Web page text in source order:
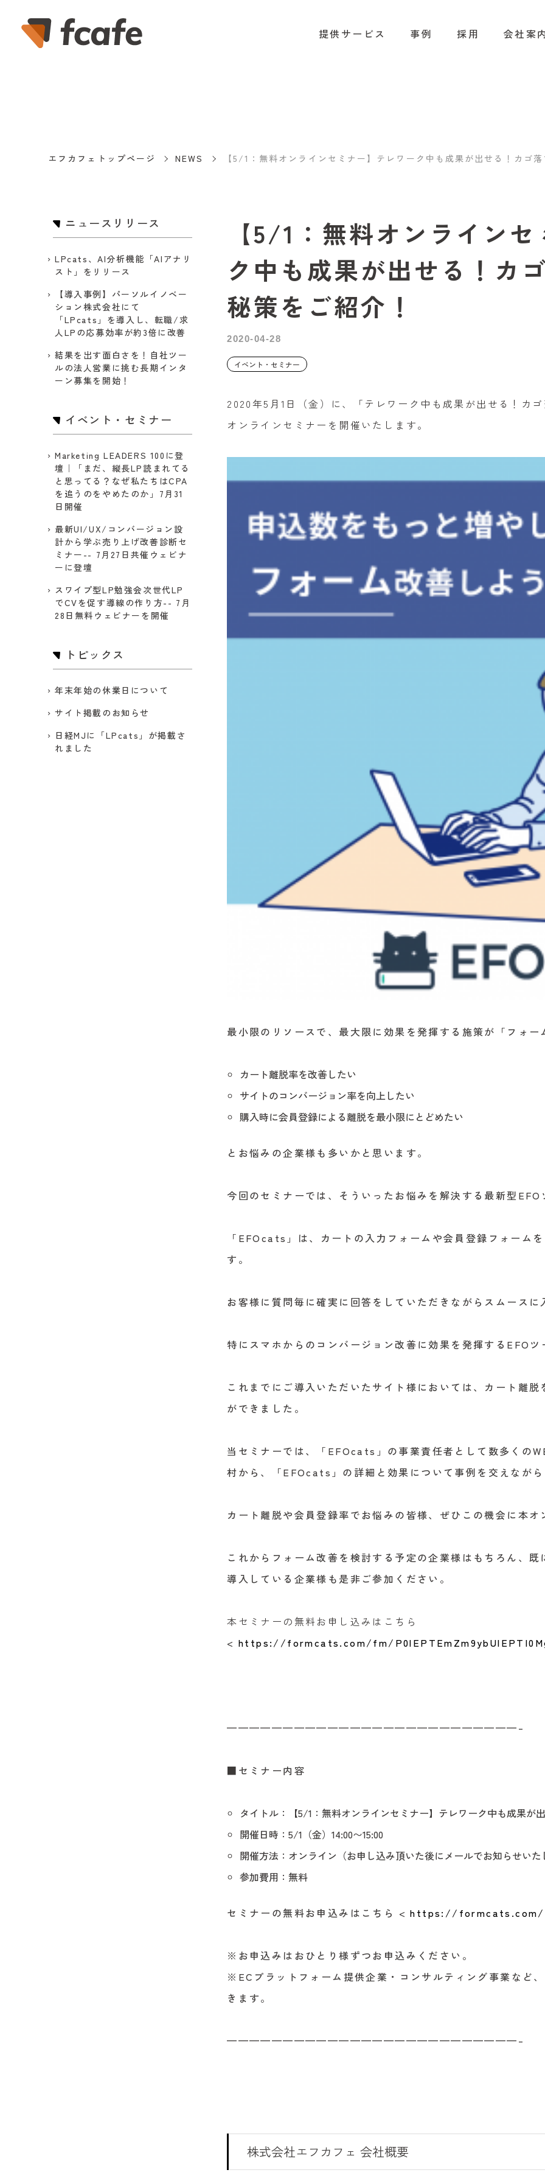
提供サービス 事例 採用 会社案
エフカフェトップページ NEWS 【5/1：無料オンラインセミナー】テレワーク中も成果が出せる！カゴ
ニュースリリース
LPcats、AI分析機能「AIアナリ
スト」をリリース
【導入事例】パーソルイノベー
ション株式会社にて
「LPcats」を導入し、転職/求
人LPの応募効率が約3倍に改善
結果を出す面白さを！自社ツー
ルの法人営業に挑む長期インタ
ーン募集を開始！
イベント・セミナー
Marketing LEADERS 100に登
壇｜「まだ、縦長LP読まれてる
と思ってる？なぜ私たちはCPA
を追うのをやめたのか」7月31
日開催
最新UI/UX/コンバージョン設
計から学ぶ売り上げ改善診断セ
ミナー-- 7月27日共催ウェビナ
ーに登壇
スワイプ型LP勉強会次世代LP
でCVを促す導線の作り方-- 7月
28日無料ウェビナーを開催
トピックス
年末年始の休業日について
サイト掲載のお知らせ
日経MJに「LPcats」が掲載さ
れました
【5/1：無料オンライン
ク中も成果が出せる！カ
秘策をご紹介！
2020-04-28
イベント・セミナー
2020年5月1日（金）に、「テレワーク中も成果が出せる！カ
オンラインセミナーを開催いたします。
最小限のリソースで、最大限に効果を発揮する施策が「フォー
カート離脱率を改善したい
サイトのコンバージョン率を向上したい
購入時に会員登録による離脱を最小限にとどめたい
とお悩みの企業様も多いかと思います。
今回のセミナーでは、そういったお悩みを解決する最新型
「EFOcats」は、カートの入力フォームや会員登録フォーム
す。
お客様に質問毎に確実に回答をしていただきながらスムース
特にスマホからのコンバージョン改善に効果を発揮するEFOツ
これまでにご導入いただいたサイト様においては、カート離
ができました。
当セミナーでは、「EFOcats」の事業責任者として数多くの
村から、「EFOcats」の詳細と効果について事例を交えなが
カート離脱や会員登録率でお悩みの皆様、ぜひこの機会に本
これからフォーム改善を検討する予定の企業様はもちろん、
​導入している企業様も是非ご参加ください。
本セミナーの無料お申し込みはこちら
< https://formcats.com/fm/
——————————————————————————–
■セミナー内容
タイトル：【5/1：無料オンラインセミナー】テレワーク中も成果が
開催日時：5/1（金）14:00〜15:00
開催方法：オンライン（お申し込み頂いた後にメールでお知らせいた
参加費用：無料
セミナーの無料お申込みはこちら <https://formcats.com/
※お申込みはおひとり様ずつお申込みください。
※ECプラットフォーム提供企業・コンサルティング事業など
きます。
——————————————————————————–
株式会社エフカフェ 会社概要